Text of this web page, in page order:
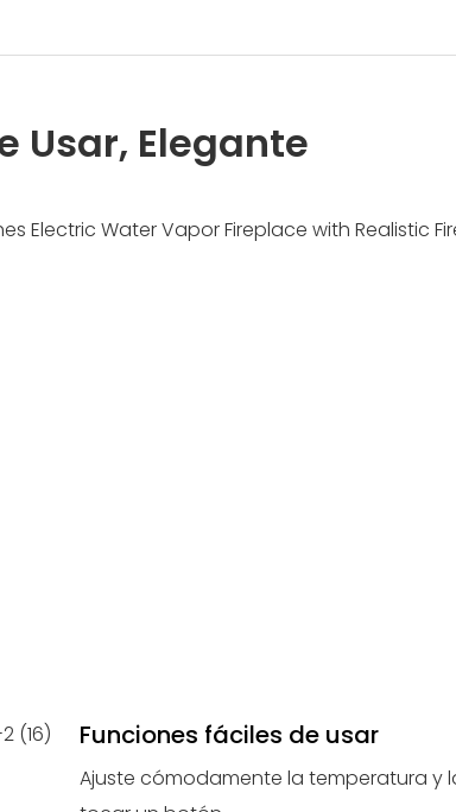
Usar, Elegante
Funciones fáciles de usar
Ajuste cómodamente la temperatura y